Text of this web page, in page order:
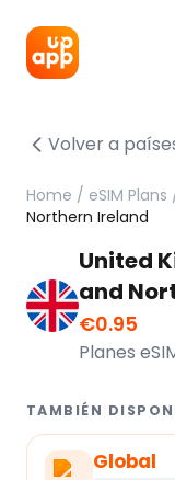
Volver a
Home / eSIM Plans
Northern Ireland
United
and
€0.95
Planes
TAMBIÉN
Global